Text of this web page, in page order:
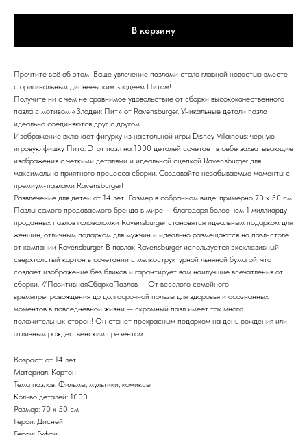
В корзину
Прочтите всё об этом! Ваше увлечение пазлами стало главной новостью вместе
с оригинальным диснеевским злодеем Питом!
Получите ни с чем не сравнимое удовольствие от сборки высококачественного
пазла с мотивом «Злодеи: Пит» от Ravensburger. Уникальные детали пазла
идеально соединяются друг с другом.
Изображение включает фигурку из настольной игры Disney Villainous: чёрную
игровую фишку Пита. Этот пазл на 1000 деталей сочетает в себе захватывающие
изображения с чёткими деталями и идеальной сцепкой Ravensburger для
максимально приятного процесса сборки. Создавайте незабываемые моменты с
премиум-пазлами Ravensburger!
Развлечение для детей от 14 лет! Размер в собранном виде: примерно 70 x 50 см.
Пазлы самого продаваемого бренда в мире — благодаря более чем 1 миллиарду
проданных пазлов головоломки Ravensburger становятся идеальным подарком для
женщин, отличным подарком для мужчин и идеально размещаются на пазл-столе
от компании Ravensburger. В пазлах Ravensburger используется эксклюзивный
сверхтолстый картон в сочетании с мелкоструктурной льняной бумагой, что
создаёт изображение без бликов и гарантирует вам наилучшие впечатления от
сборки. #ПозитивнаяСборкаПазлов — От весёлого семейного
времяпрепровождения до долгосрочной пользы для здоровья и осознанных
моментов в повседневной жизни — скромный пазл имеет так много
положительных сторон! Он станет прекрасным подарком на день рождения или
отличным рождественским презентом.
Возраст: от 14 лет
Материал: Картон
Тема пазлов: Фильмы, мультики, комиксы
Кол-во деталей: 1000
Размер: 70 x 50 см
Герои: Дисней